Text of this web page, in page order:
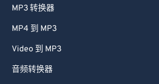
MP3 转换器
MP4 到 MP3
Video 到 MP3
音频转换器